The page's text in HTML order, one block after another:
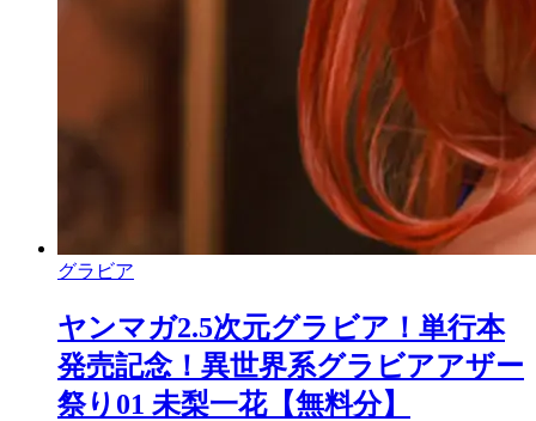
グラビア
ヤンマガ2.5次元グラビア！単行本
発売記念！異世界系グラビアアザー
祭り01 未梨一花【無料分】